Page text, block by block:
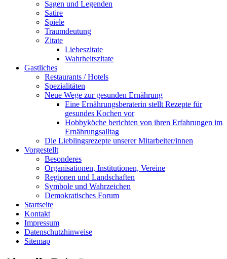
Sagen und Legenden
Satire
Spiele
Traumdeutung
Zitate
Liebeszitate
Wahrheitszitate
Gastliches
Restaurants / Hotels
Spezialitäten
Neue Wege zur gesunden Ernährung
Eine Ernährungsberaterin stellt Rezepte für
gesundes Kochen vor
Hobbyköche berichten von ihren Erfahrungen im
Ernährungsalltag
Die Lieblingsrezepte unserer Mitarbeiter/innen
Vorgestellt
Besonderes
Organisationen, Institutionen, Vereine
Regionen und Landschaften
Symbole und Wahrzeichen
Demokratisches Forum
Startseite
Kontakt
Impressum
Datenschutzhinweise
Sitemap